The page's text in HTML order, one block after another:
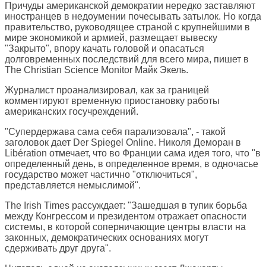
Причуды американской демократии нередко заставляют
иностранцев в недоумении почесывать затылок. Но когда
правительство, руководящее страной с крупнейшими в
мире экономикой и армией, размещает вывеску
"Закрыто", впору качать головой и опасаться
долговременных последствий для всего мира, пишет в
The Christian Science Monitor Майк Экель.
Журналист проанализировал, как за границей
комментируют временную приостановку работы
американских госучреждений.
"Супердержава сама себя парализовала", - такой
заголовок дает Der Spiegel Online. Николя Деморан в
Libération отмечает, что во Франции сама идея того, что "в
определенный день, в определенное время, в одночасье
государство может частично "отключиться",
представляется немыслимой".
The Irish Times рассуждает: "Зашедшая в тупик борьба
между Конгрессом и президентом отражает опасности
системы, в которой соперничающие центры власти на
законных, демократических основаниях могут
сдерживать друг друга".